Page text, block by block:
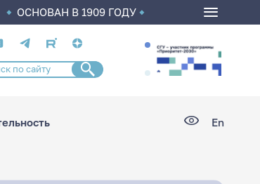
ОСНОВАН В 1909 ГОДУ
En